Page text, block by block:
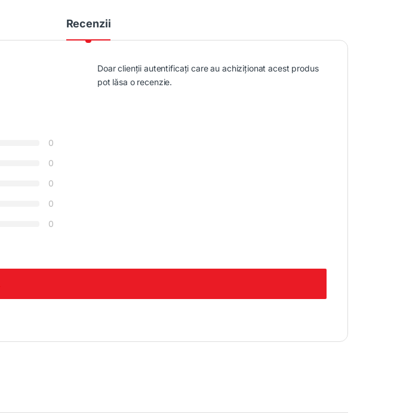
Recenzii
0
0
0
0
0
Doar clienții autentificați care au achiziționat acest produs
pot lăsa o recenzie.